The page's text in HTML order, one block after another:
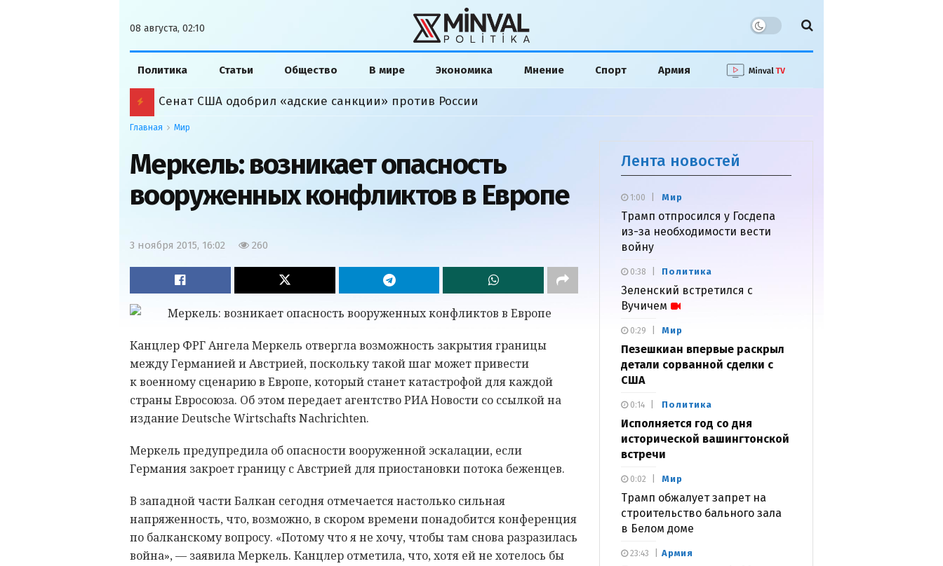
08 августа, 02:10
Политика Статьи Общество В мире Экономика Мнение Спорт Армия
Сенат США одобрил «адские санкции» против России
Главная Мир
Меркель: возникает опасность
вооруженных конфликтов в Европе
3 ноября 2015, 16:02 260
Канцлер ФРГ Ангела Меркель отвергла возможность закрытия границы
между Германией и Австрией, поскольку такой шаг может привести
к военному сценарию в Европе, который станет катастрофой для каждой
страны Евросоюза. Об этом передает агентство РИА Новости со ссылкой на
издание Deutsche Wirtschafts Nachrichten.
Меркель предупредила об опасности вооруженной эскалации, если
Германия закроет границу с Австрией для приостановки потока беженцев.
В западной части Балкан сегодня отмечается настолько сильная
напряженность, что, возможно, в скором времени понадобится конференция
по балканскому вопросу. «Потому что я не хочу, чтобы там снова разразилась
война», — заявила Меркель. Канцлер отметила, что, хотя ей не хотелось бы
Лента новостей
Мир
Трамп отпросился у Госдепа
из-за необходимости вести
войну
1:00
Политика
Зеленский встретился с
Вучичем
0:38
Мир
Пезешкиан впервые раскрыл
детали сорванной сделки с
США
0:29
Политика
Исполняется год со дня
исторической вашингтонской
встречи
0:14
Мир
Трамп обжалует запрет на
строительство бального зала
в Белом доме
0:02
Армия
23:43